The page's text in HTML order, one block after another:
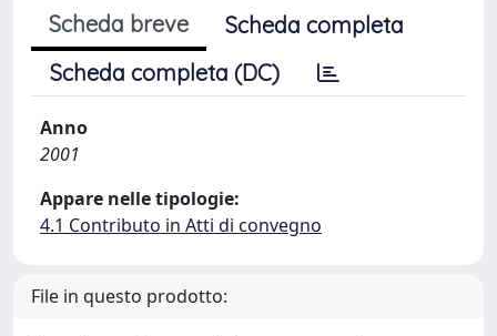
Scheda breve
Scheda completa
Scheda completa (DC)
Anno
2001
Appare nelle tipologie:
4.1 Contributo in Atti di convegno
File in questo prodotto: